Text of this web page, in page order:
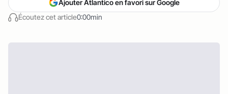
Écoutez cet article0:00min
Ajouter Atlantico en favori sur Google